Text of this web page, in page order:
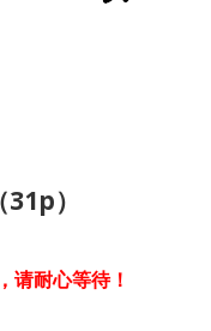
）
耐心等待！